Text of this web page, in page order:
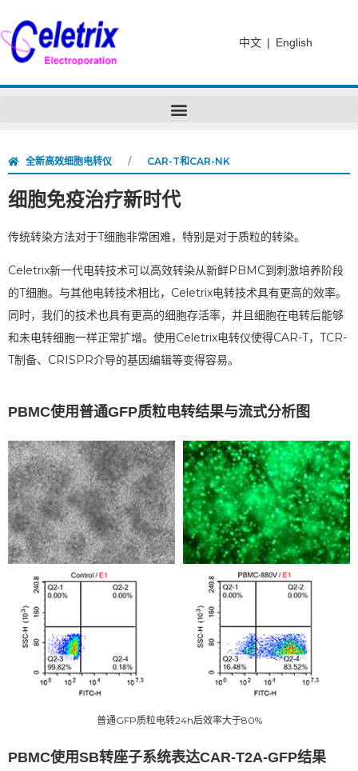
中文 | English
全新高效细胞电转仪 CAR-T和CAR-NK
细胞免疫治疗新时代
传统转染方法对于T细胞非常困难，特别是对于质粒的转染。
Celetrix新一代电转技术可以高效转染从新鲜PBMC到刺激培养阶段
的T细胞。与其他电转技术相比，Celetrix电转技术具有更高的效率。
同时，我们的技术也具有更高的细胞存活率，并且细胞在电转后能够
和未电转细胞一样正常扩增。使用Celetrix电转仪使得CAR-T，TCR-
T制备、CRISPR介导的基因编辑等变得容易。
PBMC使用普通GFP质粒电转结果与流式分析图
普通GFP质粒电转24h后效率大于80%
PBMC使用SB转座子系统表达CAR-T2A-GFP结果